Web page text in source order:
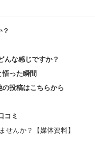
けておきたい。でき
んな感じですか？
悟った瞬間
投稿はこちらから
コミ
せんか？【媒体資料】